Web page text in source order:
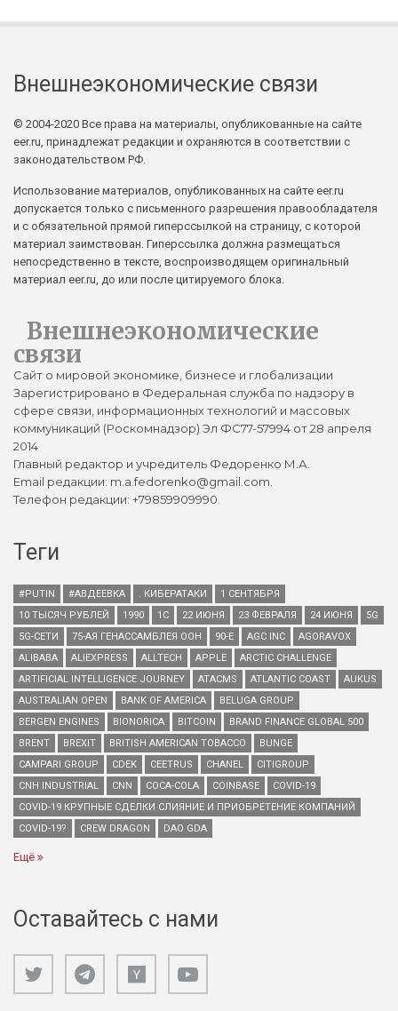
Внешнеэкономические связи
© 2004-2020 Все права на материалы, опубликованные на сайте
eer.ru, принадлежат редакции и охраняются в соответствии с
законодательством РФ.
Использование материалов, опубликованных на сайте eer.ru
допускается только с письменного разрешения правообладателя
и с обязательной прямой гиперссылкой на страницу, с которой
материал заимствован. Гиперссылка должна размещаться
непосредственно в тексте, воспроизводящем оригинальный
материал eer.ru, до или после цитируемого блока.
Внешнеэкономические
связи
Сайт о мировой экономике, бизнесе и глобализации
Зарегистрировано в Федеральная служба по надзору в
сфере связи, информационных технологий и массовых
коммуникаций (Роскомнадзор) Эл ФС77-57994 от 28 апреля
2014
Главный редактор и учредитель Федоренко М.А.
Email редакции: m.a.fedorenko@gmail.com.
Телефон редакции: +79859909990
Теги
#PUTIN #АВДЕЕВКА . КИБЕРАТАКИ
1 СЕНТЯБРЯ
10 ТЫСЯЧ РУБЛЕЙ
1990 1С 22 ИЮНЯ 23 ФЕВРАЛЯ 24 ИЮНЯ
5G
5G-СЕТИ
75-АЯ ГЕНАССАМБЛЕЯ ООН 90-Е AGC INC
AGORAVOX
ALIBABA
ALIEXPRESS ALLTECH APPLE
ARCTIC CHALLENGE
ARTIFICIAL INTELLIGENCE JOURNEY
ATACMS ATLANTIC COAST
AUKUS
AUSTRALIAN OPEN
BANK OF AMERICA
BELUGA GROUP
BERGEN ENGINES
BIONORICA BITCOIN
BRAND FINANCE GLOBAL 500
BRENT
BREXIT BRITISH AMERICAN TOBACCO
BUNGE
CAMPARI GROUP
CDEK CEETRUS CHANEL
CITIGROUP
CNH INDUSTRIAL
CNN COCA-COLA COINBASE
COVID-19
COVID-19 КРУПНЫЕ СДЕЛКИ СЛИЯНИЕ И ПРИОБРЕТЕНИЕ КОМПАНИЙ
COVID-19?
CREW DRAGON DAO GDA
Ещё
Оставайтесь с нами